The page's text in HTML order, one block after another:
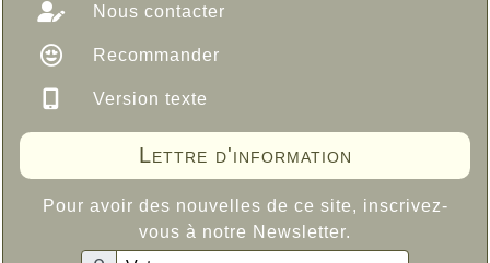
Nous contacter
Recommander
Version texte
Lettre d'information
Pour avoir des nouvelles de ce site, inscrivez-
vous à notre Newsletter.